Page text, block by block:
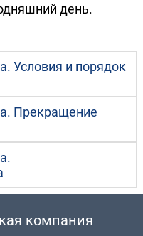
день.
Условия и порядок
Прекращение
компания